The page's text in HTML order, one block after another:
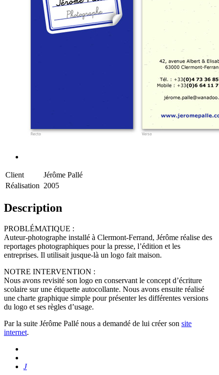
Client
Jérôme Pallé
Réalisation 2005
Description
PROBLÉMATIQUE :
Auteur-photographe installé à Clermont-Ferrand, Jérôme réalise des
reportages photographiques pour la presse, l’édition et les
entreprises. Il utilisait jusque-là un logo fait maison.
NOTRE INTERVENTION :
Nous avons revisité son logo en conservant le concept d’écriture
scolaire sur une étiquette autocollante. Nous avons ensuite réalisé
une charte graphique simple pour présenter les différentes versions
du logo et ses règles d’usage.
Par la suite Jérôme Pallé nous a demandé de lui créer son site
internet.
J